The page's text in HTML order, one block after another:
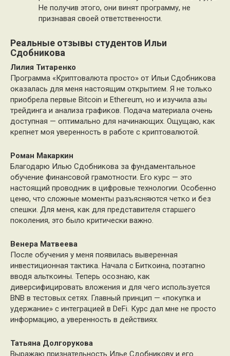
Не получив этого, они винят программу, не
признавая своей ответственности.
Реальные отзывы студентов Ильи
Сдобникова
Лилия Титаренко
Программа «Криптовалюта просто» от Ильи Сдобникова
оказалась для меня настоящим открытием. Я не только
приобрела первые Bitcoin и Ethereum, но и изучила азы
трейдинга и анализа графиков. Подача материала очень
доступная — оптимально для начинающих. Ощущаю, как
крепнет моя уверенность в работе с криптовалютой.
Роман Макаркин
Благодарю Илью Сдобникова за фундаментальное
обучение финансовой грамотности. Его курс — это
настоящий проводник в цифровые технологии. Особенно
ценю, что сложные моменты разъясняются четко и без
спешки. Для меня, как для представителя старшего
поколения, это было критически важно.
Венера Матвеева
После обучения у меня появилась выверенная
инвестиционная тактика. Начала с Биткоина, поэтапно
вводя альткоины. Теперь осознаю, как
диверсифицировать вложения и для чего используется
BNB в тестовых сетях. Главный принцип — «покупка и
удержание» с интеграцией в DeFi. Курс дал мне не просто
информацию, а уверенность в действиях.
Татьяна Долгорукова
Выражаю признательность Илье Сдобникову и его